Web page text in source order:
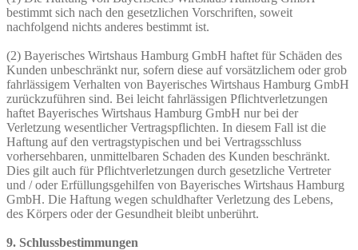
bestimmt sich nach den gesetzlichen Vorschriften, soweit
nachfolgend nichts anderes bestimmt ist.
(2) Bayerisches Wirtshaus Hamburg GmbH haftet für Schäden des
Kunden unbeschränkt nur, sofern diese auf vorsätzlichem oder grob
fahrlässigem Verhalten von Bayerisches Wirtshaus Hamburg GmbH
zurückzuführen sind. Bei leicht fahrlässigen Pflichtverletzungen
haftet Bayerisches Wirtshaus Hamburg GmbH nur bei der
Verletzung wesentlicher Vertragspflichten. In diesem Fall ist die
Haftung auf den vertragstypischen und bei Vertragsschluss
vorhersehbaren, unmittelbaren Schaden des Kunden beschränkt.
Dies gilt auch für Pflichtverletzungen durch gesetzliche Vertreter
und / oder Erfüllungsgehilfen von Bayerisches Wirtshaus Hamburg
GmbH. Die Haftung wegen schuldhafter Verletzung des Lebens,
des Körpers oder der Gesundheit bleibt unberührt.
9. Schlussbestimmungen